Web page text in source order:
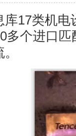
库17类机电
多个进口匹